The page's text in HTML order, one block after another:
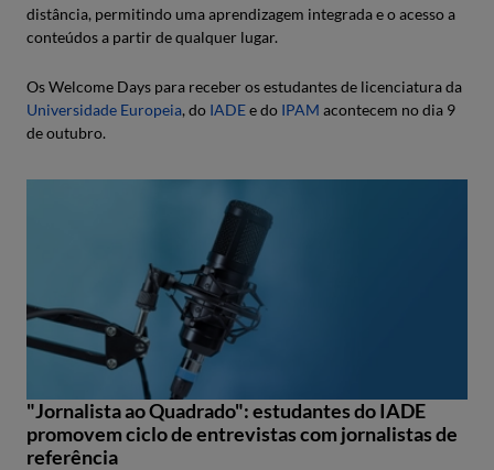
distância, permitindo uma aprendizagem integrada e o acesso a
conteúdos a partir de qualquer lugar.
Os Welcome Days para receber os estudantes de licenciatura da
Universidade Europeia, do IADEe do IPAM acontecem no dia 9
de outubro.
"Jornalista ao Quadrado": estudantes do IADE
promovem ciclo de entrevistas com jornalistas de
referência